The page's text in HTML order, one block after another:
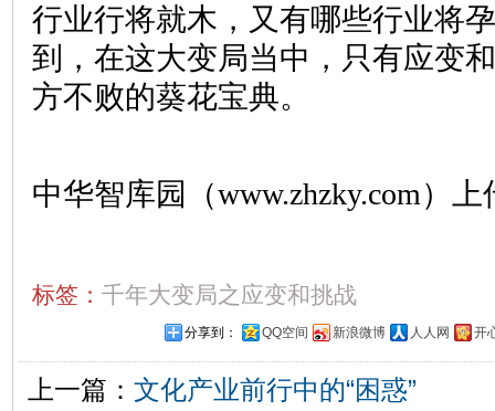
行业行将就木，又有哪些行业将
到，在这大变局当中，只有应变
方不败的葵花宝典。
中华智库园（www.zhzky.com）上
标签： 千年大变局之应变和挑战
分享到： QQ空间 新浪微博 人人网 开
上一篇： 文化产业前行中的“困惑”